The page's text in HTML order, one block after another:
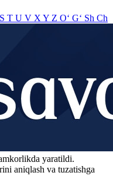
S T U V X Y Z O‘ G‘ Sh Ch
yaratildi.
aniqlash va tuzatishga